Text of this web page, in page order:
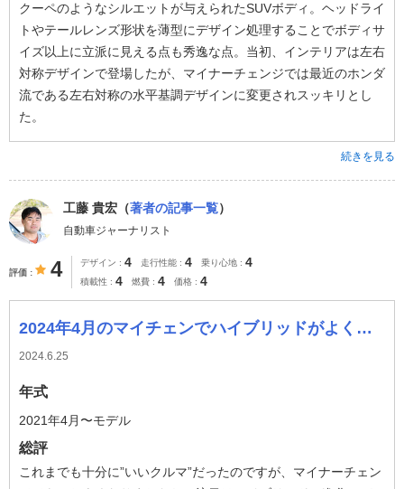
クーペのようなシルエットが与えられたSUVボディ。ヘッドライ
トやテールレンズ形状を薄型にデザイン処理することでボディサ
イズ以上に立派に見える点も秀逸な点。当初、インテリアは左右
対称デザインで登場したが、マイナーチェンジでは最近のホンダ
流である左右対称の水平基調デザインに変更されスッキリとし
た。
続きを見る
工藤 貴宏（著者の記事一覧）
自動車ジャーナリスト
評価 4 デザイン 4 走行性能 4 乗り心地 4
積載性 4 燃費 4 価格 4
2024年4月のマイチェンでハイブリッドがよくなった！
2024.6.25
年式
2021年4月〜モデル
総評
これまでも十分に”いいクルマ”だったのですが、マイナーチェン